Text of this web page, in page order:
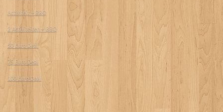
Activiteit + BBQ
2 Activiteiten + BBQ
50 Euro Deal
75 Euro Deal
100 Euro Deal